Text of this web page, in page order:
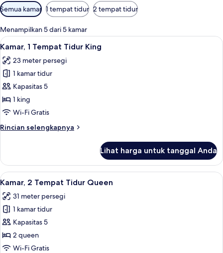
Filter
tersedia
untuk
kamar
Semua kamar 1 tempat tidur 2 tempat tidur
Menampilkan 5 dari 5 kamar
Lihat
semua
foto
untuk
Kamar,
1
Tempat
King
Kamar, 1 Tempat Tidur King | Seprai
5
Kamar, 1 Tempat Tidur King
23 meter persegi
1 kamar tidur
Kapasitas 5
1 king
Wi-Fi Gratis
Rincian selengkapnya
Rincian
Kamar,
Tempat
King
Lihat harga untuk tanggal Anda
Lihat
semua
foto
untuk
Kamar,
2
Tempat
Seprai premium, bantalan ekstra
4
Kamar, 2 Tempat Tidur Queen
31 meter persegi
1 kamar tidur
Kapasitas 5
2 queen
Wi-Fi Gratis